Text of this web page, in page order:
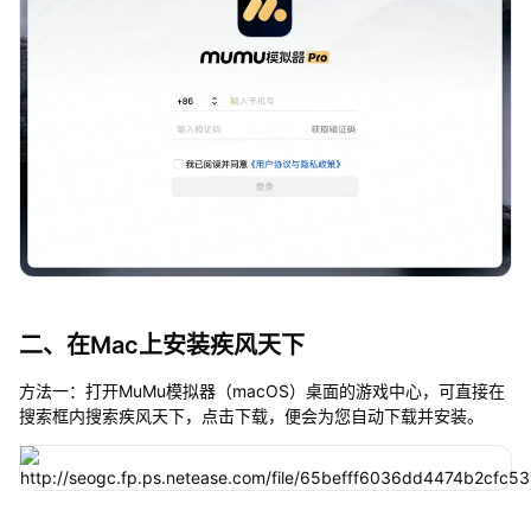
二、在Mac上安装疾风天下
方法一：打开MuMu模拟器（macOS）桌面的游戏中心，可直接在
搜索框内搜索疾风天下，点击下载，便会为您自动下载并安装。